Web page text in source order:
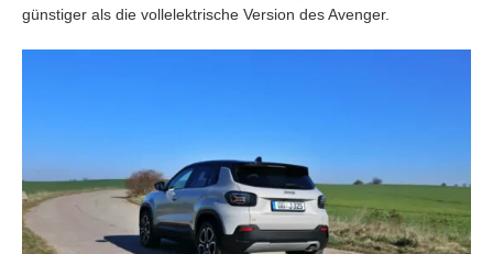
günstiger als die vollelektrische Version des Avenger.